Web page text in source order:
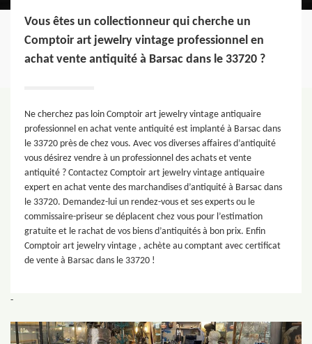
Vous êtes un collectionneur qui cherche un
Comptoir art jewelry vintage professionnel en
achat vente antiquité à Barsac dans le 33720 ?
Ne cherchez pas loin Comptoir art jewelry vintage antiquaire
professionnel en achat vente antiquité est implanté à Barsac dans
le 33720 près de chez vous. Avec vos diverses affaires d’antiquité
vous désirez vendre à un professionnel des achats et vente
antiquité ? Contactez Comptoir art jewelry vintage antiquaire
expert en achat vente des marchandises d’antiquité à Barsac dans
le 33720. Demandez-lui un rendez-vous et ses experts ou le
commissaire-priseur se déplacent chez vous pour l’estimation
gratuite et le rachat de vos biens d’antiquités à bon prix. Enfin
Comptoir art jewelry vintage , achète au comptant avec certificat
de vente à Barsac dans le 33720 !
-